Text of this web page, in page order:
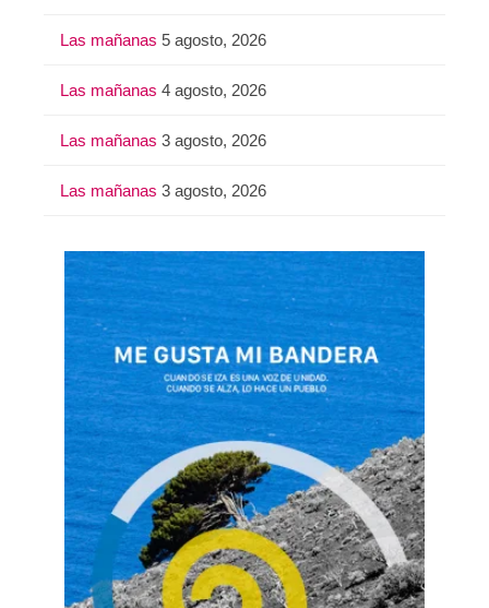
Las mañanas 5 agosto, 2026
Las mañanas 4 agosto, 2026
Las mañanas 3 agosto, 2026
Las mañanas 3 agosto, 2026